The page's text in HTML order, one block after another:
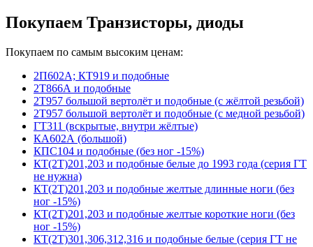
Покупаем Транзисторы, диоды
Покупаем по самым высоким ценам:
2П602А; КТ919 и подобные
2Т866А и подобные
2Т957 большой вертолёт и подобные (с жёлтой резьбой)
2Т957 большой вертолёт и подобные (с медной резьбой)
ГТ311 (вскрытые, внутри жёлтые)
КА602А (большой)
КПС104 и подобные (без ног -15%)
КТ(2Т)201,203 и подобные белые до 1993 года (серия ГТ
не нужна)
КТ(2Т)201,203 и подобные желтые длинные ноги (без
ног -15%)
КТ(2Т)201,203 и подобные желтые короткие ноги (без
ног -15%)
КТ(2Т)301,306,312,316 и подобные белые (серия ГТ не